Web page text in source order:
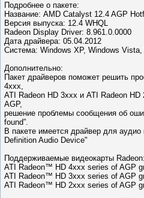
Подробнее о пакете:
Название: AMD Catalyst 12.4 AGP
Версия выпуска: 12.4 WHQL
Radeon Display Driver: 8.961.0.0000
Дата драйвера: 05.04.2012
Cистема: Windows XP, Windows
Дополнительно:
Пакет драйверов поможет решить
4xxx,
ATI Radeon HD 3xxx и ATI Radeon HD
AGP,
решение проблемы сообщения об
found”.
В пакете имеется драйвер для
Definition Audio Device"
Поддерживаемые видеокарты Radeon:
ATI Radeon™ HD 4xxx series of AGP
ATI Radeon™ HD 3xxx series of AGP
ATI Radeon™ HD 2xxx series of AGP